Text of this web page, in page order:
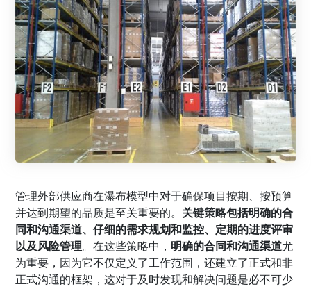
管理外部供应商在瀑布模型中对于确保项目按期、按预算
并达到期望的品质是至关重要的。 关键策略包括明确的合
同和沟通渠道、仔细的需求规划和监控、定期的进度评审
以及风险管理。在这些策略中， 明确的合同和沟通渠道尤
为重要，因为它不仅定义了工作范围，还建立了正式和非
正式沟通的框架，这对于及时发现和解决问题是必不可少